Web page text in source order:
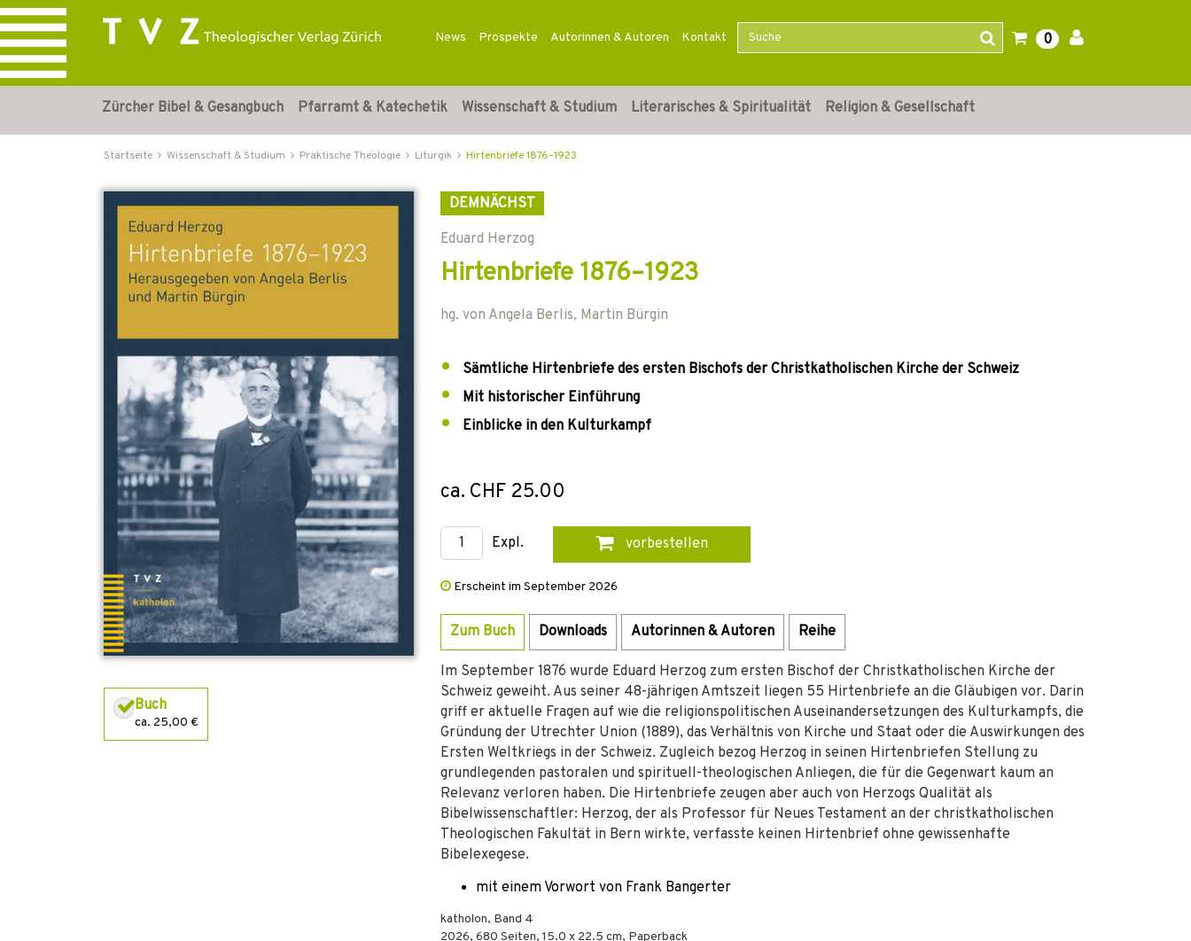
News Prospekte Autorinnen & Autoren Kontakt 0
Zürcher Bibel & Gesangbuch Pfarramt & Katechetik Wissenschaft & Studium Literarisches & Spiritualität Religion & Gesellschaft
Startseite Wissenschaft & Studium Praktische Theologie Liturgik Hirtenbriefe 1876–1923
Buch
ca. 25,00 €
DEMNÄCHST
Eduard Herzog
Hirtenbriefe 1876–1923
hg. von Angela Berlis, Martin Bürgin
Sämtliche Hirtenbriefe des ersten Bischofs der Christkatholischen Kirche der Schweiz
Mit historischer Einführung
Einblicke in den Kulturkampf
ca. CHF 25.00
Expl. vorbestellen
Erscheint im September 2026
Zum Buch Downloads Autorinnen & Autoren Reihe
Im September 1876 wurde Eduard Herzog zum ersten Bischof der Christkatholischen Kirche der
Schweiz geweiht. Aus seiner 48-jährigen Amtszeit liegen 55 Hirtenbriefe an die Gläubigen vor. Darin
griff er aktuelle Fragen auf wie die religionspolitischen Auseinandersetzungen des Kulturkampfs, die
Gründung der Utrechter Union (1889), das Verhältnis von Kirche und Staat oder die Auswirkungen des
Ersten Weltkriegs in der Schweiz. Zugleich bezog Herzog in seinen Hirtenbriefen Stellung zu
grundlegenden pastoralen und spirituell-theologischen Anliegen, die für die Gegenwart kaum an
Relevanz verloren haben. Die Hirtenbriefe zeugen aber auch von Herzogs Qualität als
Bibelwissenschaftler: Herzog, der als Professor für Neues Testament an der christkatholischen
Theologischen Fakultät in Bern wirkte, verfasste keinen Hirtenbrief ohne gewissenhafte
Bibelexegese.
mit einem Vorwort von Frank Bangerter
katholon, Band 4
2026, 680 Seiten, 15.0 x 22.5 cm, Paperback